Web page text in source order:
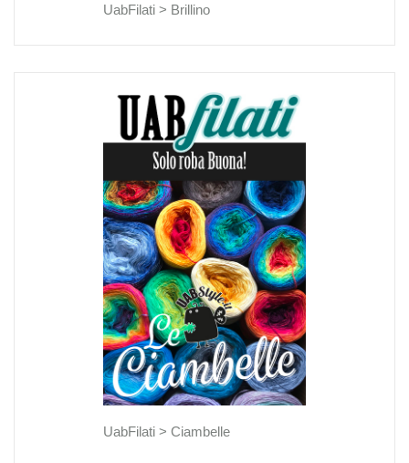
UabFilati > Brillino
UabFilati > Ciambelle